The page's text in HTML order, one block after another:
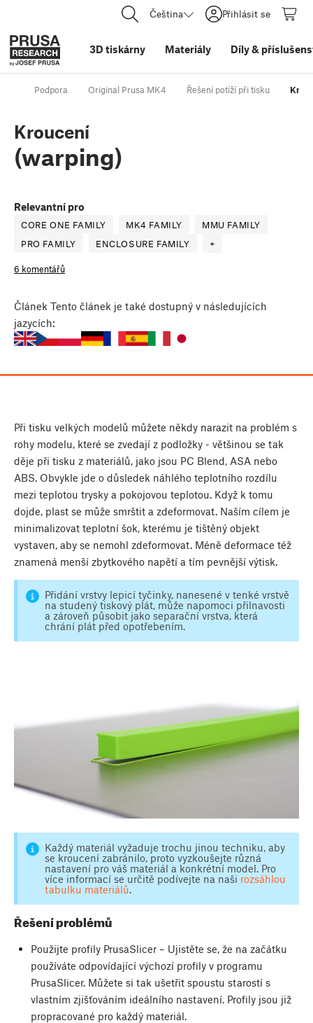
Čeština Přihlásit se
3D tiskárny Materiály Díly&
Podpora Original Prusa MK4 Řešení potíží při tisku
Kroucení
(warping)
Relevantní pro
CORE ONE FAMILY MK4 FAMILY
MMU FAMILY
PRO FAMILY
ENCLOSURE FAMILY +
6 komentářů
Článek Tento článek je také dostupný v následujících
jazycích:
Při tisku velkých modelů můžete někdy narazit na problém s
rohy modelu, které se zvedají z podložky - většinou se tak
děje při tisku z materiálů, jako jsou PC Blend, ASA nebo
ABS. Obvykle jde o důsledek náhlého teplotního rozdílu
mezi teplotou trysky a pokojovou teplotou. Když k tomu
dojde, plast se může smrštit a zdeformovat. Naším cílem je
minimalizovat teplotní šok, kterému je tištěný objekt
vystaven, aby se nemohl zdeformovat. Méně deformace též
znamená menší zbytkového napětí a tím pevnější výtisk.
Přidání vrstvy lepicí tyčinky, nanesené v tenké vrstvě
na studený tiskový plát, může napomoci přilnavosti
a zároveň působit jako separační vrstva, která
chrání plát před opotřebením.
Každý materiál vyžaduje trochu jinou techniku, aby
se kroucení zabránilo, proto vyzkoušejte různá
nastavení pro váš materiál a konkrétní model. Pro
více informací se určitě podívejte na naši rozsáhlou
tabulku materiálů.
Řešení problémů
Použijte profily PrusaSlicer – Ujistěte se, že na začátku
používáte odpovídající výchozí profily v programu
PrusaSlicer. Můžete si tak ušetřit spoustu starostí s
vlastním zjišťováním ideálního nastavení. Profily jsou již
propracované pro každý materiál.